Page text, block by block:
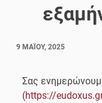
9 ΜΑΪ́ΟΥ, 2025
Σας
(https://